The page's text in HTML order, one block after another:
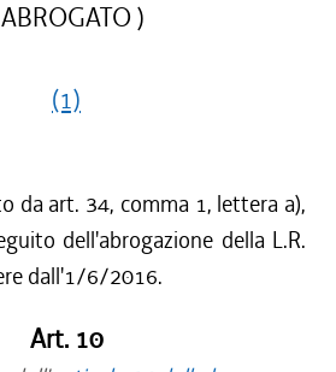
)
(1)
da art. 34, comma 1, lettera a),
dell'abrogazione della L.R.
dall'1/6/2016.
Art. 10